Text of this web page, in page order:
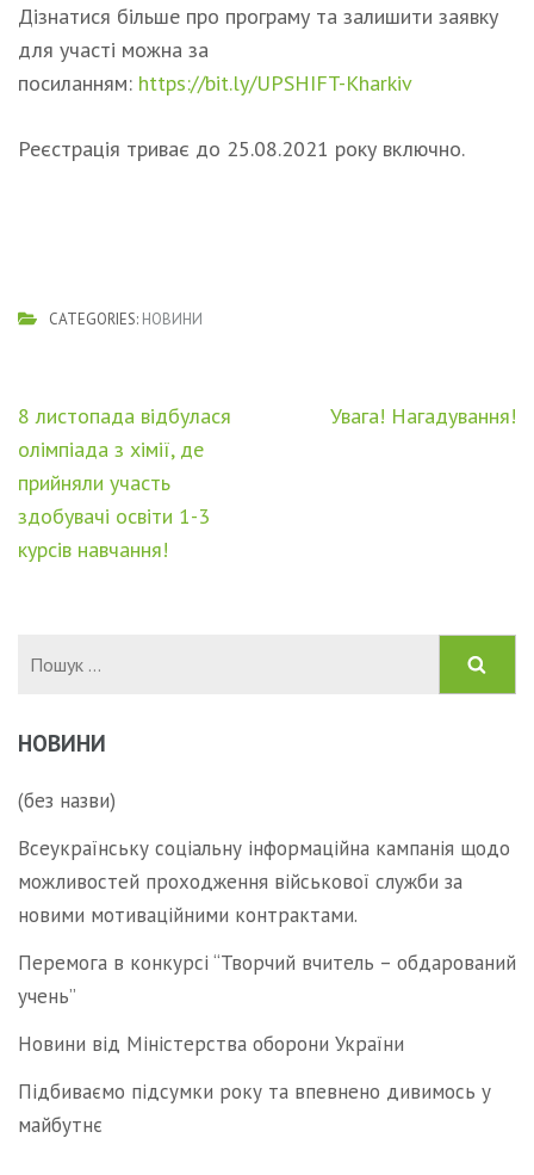
Дізнатися більше про програму та залишити заявку
для участі можна за
посиланням: https://bit.ly/UPSHIFT-Kharkiv
Реєстрація триває до 25.08.2021 року включно.
CATEGORIES: НОВИНИ
Навігація
записів
8 листопада відбулася
олімпіада з хімії, де
прийняли участь
здобувачі освіти 1-3
курсів навчання!
Увага! Нагадування!
НОВИНИ
(без назви)
Всеукраїнську соціальну інформаційна кампанія щодо
можливостей проходження військової служби за
новими мотиваційними контрактами.
Перемога в конкурсі “Творчий вчитель – обдарований
учень”
Новини від Міністерства оборони України
Підбиваємо підсумки року та впевнено дивимось у
майбутнє